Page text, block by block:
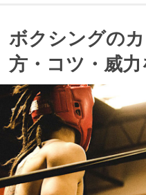
ボクシングの
方・コツ・威